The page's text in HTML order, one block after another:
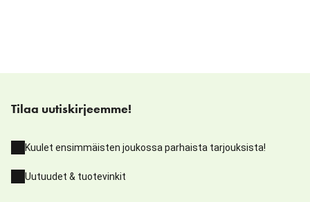
Tilaa uutiskirjeemme!
Kuulet ensimmäisten joukossa parhaista tarjouksista!
Uutuudet & tuotevinkit